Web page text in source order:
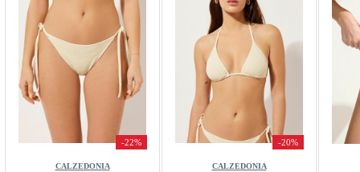
-22%
CALZEDONIA
-20%
CALZEDONIA